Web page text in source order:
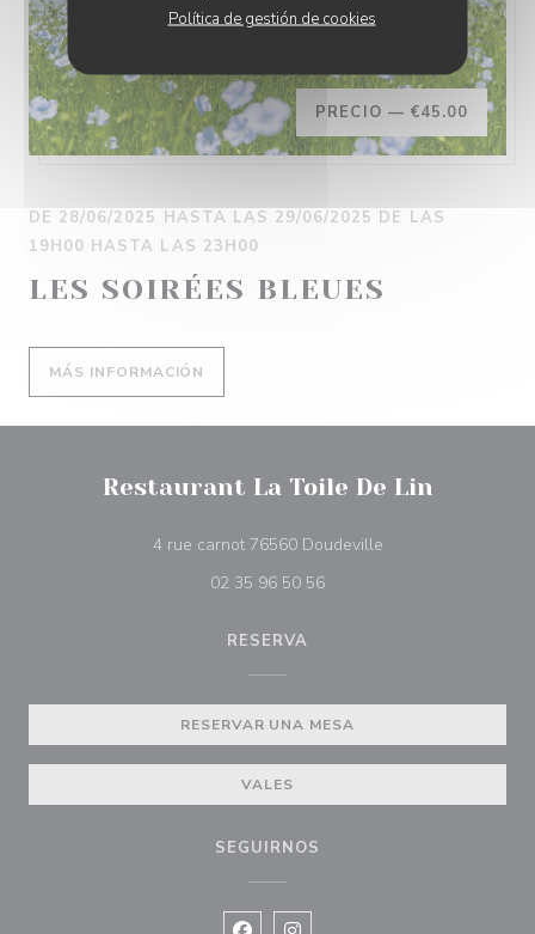
Política de gestión de cookies
PRECIO — €45.00
DE 28/06/2025 HASTA LAS 29/06/2025 DE LAS
19H00 HASTA LAS 23H00
LES SOIRÉES BLEUES
MÁS INFORMACIÓN
Restaurant La Toile De Lin
4 rue carnot 76560 Doudeville((abre en una
02 35 96 50 56
RESERVA
RESERVAR UNA MESA
VALES
SEGUIRNOS